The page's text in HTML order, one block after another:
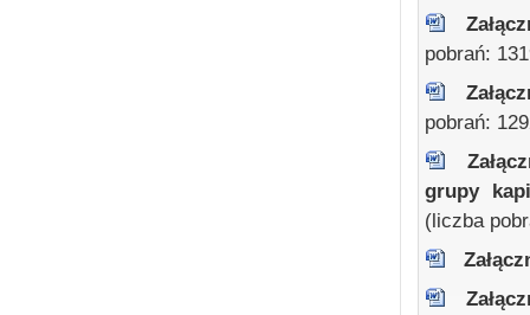
pobrań:
pobrań:
grupy
(liczba